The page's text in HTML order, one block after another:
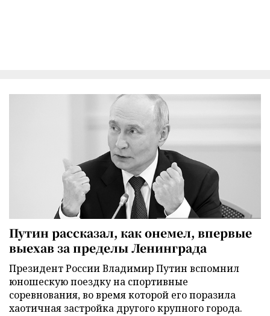
Путин рассказал, как онемел, впервые
выехав за пределы Ленинграда
Президент России Владимир Путин вспомнил
юношескую поездку на спортивные
соревнования, во время которой его поразила
хаотичная застройка другого крупного города.